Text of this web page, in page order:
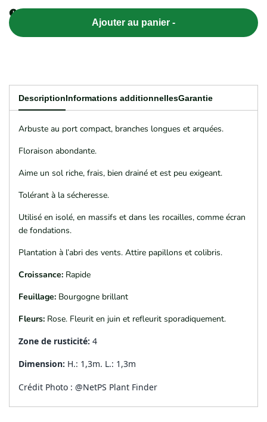
Weigela
florida
Roses'
(Weigela
‘Wine
Weigela
florida
&
Roses'
PW
(Weigela
‘Wine
Ajouter au panier -
DescriptionInformations additionnellesGarantie
Arbuste au port compact, branches longues et arquées.
Floraison abondante.
Aime un sol riche, frais, bien drainé et est peu exigeant.
Tolérant à la sécheresse.
Utilisé en isolé, en massifs et dans les rocailles, comme écran
de fondations.
Plantation à l’abri des vents. Attire papillons et colibris.
Croissance: Rapide
Feuillage: Bourgogne brillant
Fleurs: Rose. Fleurit en juin et refleurit sporadiquement.
Zone de rusticité: 4
Dimension: H.: 1,3m. L.: 1,3m
Crédit Photo : @NetPS Plant Finder